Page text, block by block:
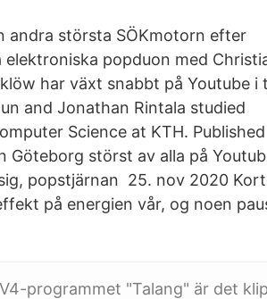
andra största SÖKmotorn efter
elektroniska popduon med
har växt snabbt på Youtube i
and Jonathan Rintala studied
Science at KTH.
Göteborg störst av alla på
popstjärnan 25. nov 2020
på energien vår, og noen
programmet "Talang" är det